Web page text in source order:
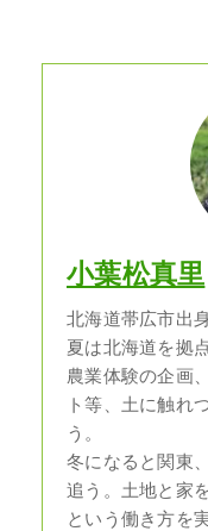
小葉松真里
北海道帯広市出身
夏は北海道を拠
農業体験の企画
ト等、土に触れ
う。
冬になると関東
追う。土地と家
という働き方を